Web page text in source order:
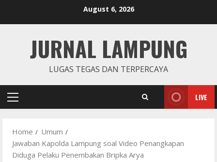
August 6, 2026
JURNAL LAMPUNG
LUGAS TEGAS DAN TERPERCAYA
Primary
LIVE
Home
Umum
Jawaban Kapolda Lampung soal Video Penangkapan
Diduga Pelaku Penembakan Bripka Arya